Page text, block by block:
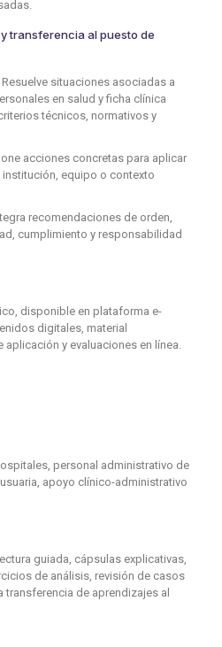
transferencia al puesto de
Resuelve situaciones asociadas a
en salud y ficha clínica
técnicos, normativos y
acciones concretas para aplicar
institución, equipo o contexto
recomendaciones de orden,
cumplimiento y responsabilidad
disponible en plataforma e-
digitales, material
y evaluaciones en línea.
personal administrativo de
apoyo clínico-administrativo
guiada, cápsulas explicativas,
de análisis, revisión de casos
de aprendizajes al